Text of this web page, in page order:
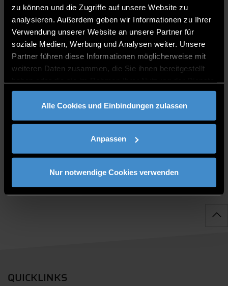
zu können und die Zugriffe auf unsere Website zu
analysieren. Außerdem geben wir Informationen zu Ihrer
Verwendung unserer Website an unsere Partner für
soziale Medien, Werbung und Analysen weiter. Unsere
Partner führen diese Informationen möglicherweise mit
weiteren Daten zusammen, die Sie ihnen bereitgestellt
gesammelt haben.
Alle Cookies und Einbindungen zulassen
Anpassen
Nur notwendige Cookies verwenden
DEGG's 2.14
0991/3615-5569
BÜROZEITEN
QUICKLINKS